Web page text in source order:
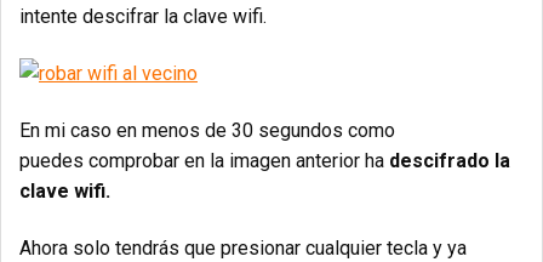
intente descifrar la clave wifi.
En mi caso en menos de 30 segundos como
puedes comprobar en la imagen anterior ha descifrado la
clave wifi.
Ahora solo tendrás que presionar cualquier tecla y ya